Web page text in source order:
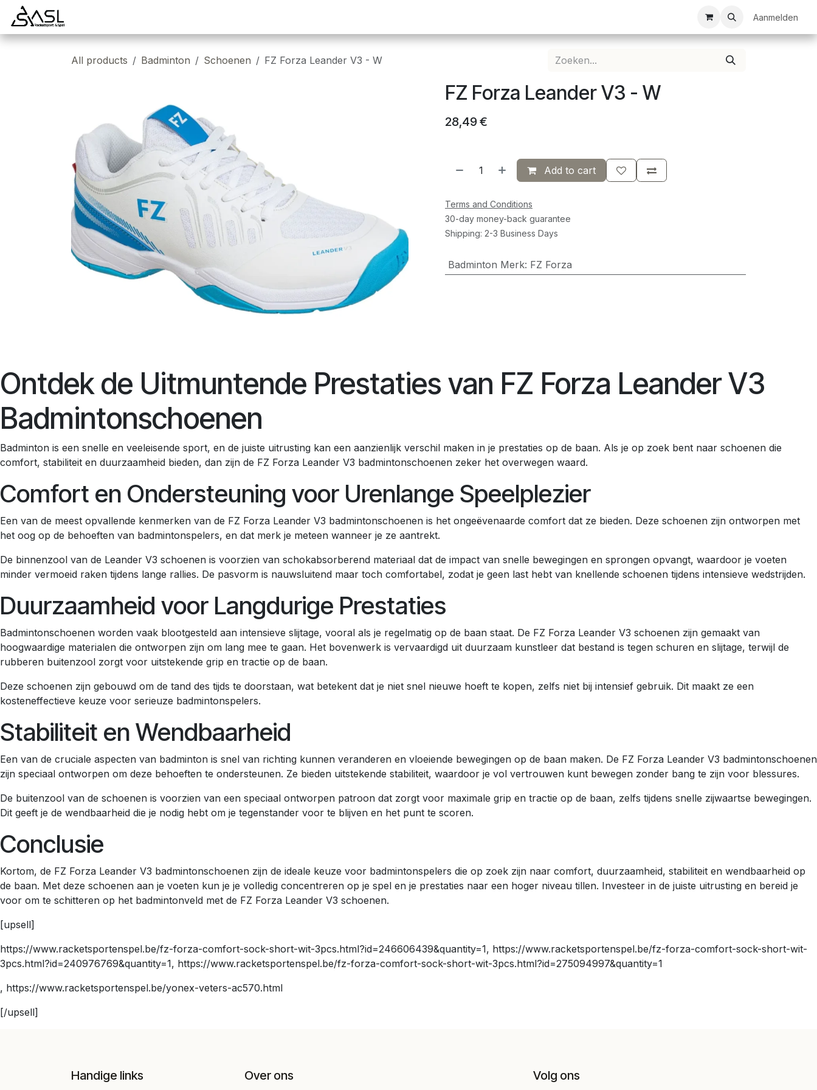
Overslaan naar inhoud
Bedrukkingen Clubkledij
Aanmelden
All products Badminton Schoenen FZ Forza Leander V3 - W
FZ Forza Leander V3 - W
28,49€
Add to cart
Terms and Conditions
30-day money-back guarantee
Shipping: 2-3 Business Days
Badminton Merk: FZ Forza
Ontdek de Uitmuntende Prestaties van FZ Forza Leander V3
Badmintonschoenen
Badminton is een snelle en veeleisende sport, en de juiste uitrusting kan een aanzienlijk verschil maken in je prestaties op de baan. Als je op zoek bent naar schoenen die
comfort, stabiliteit en duurzaamheid bieden, dan zijn de FZ Forza Leander V3 badmintonschoenen zeker het overwegen waard.
Comfort en Ondersteuning voor Urenlange Speelplezier
Een van de meest opvallende kenmerken van de FZ Forza Leander V3 badmintonschoenen is het ongeëvenaarde comfort dat ze bieden. Deze schoenen zijn ontworpen met
het oog op de behoeften van badmintonspelers, en dat merk je meteen wanneer je ze aantrekt.
De binnenzool van de Leander V3 schoenen is voorzien van schokabsorberend materiaal dat de impact van snelle bewegingen en sprongen opvangt, waardoor je voeten
minder vermoeid raken tijdens lange rallies. De pasvorm is nauwsluitend maar toch comfortabel, zodat je geen last hebt van knellende schoenen tijdens intensieve wedstrijden.
Duurzaamheid voor Langdurige Prestaties
Badmintonschoenen worden vaak blootgesteld aan intensieve slijtage, vooral als je regelmatig op de baan staat. De FZ Forza Leander V3 schoenen zijn gemaakt van
hoogwaardige materialen die ontworpen zijn om lang mee te gaan. Het bovenwerk is vervaardigd uit duurzaam kunstleer dat bestand is tegen schuren en slijtage, terwijl de
rubberen buitenzool zorgt voor uitstekende grip en tractie op de baan.
Deze schoenen zijn gebouwd om de tand des tijds te doorstaan, wat betekent dat je niet snel nieuwe hoeft te kopen, zelfs niet bij intensief gebruik. Dit maakt ze een
kosteneffectieve keuze voor serieuze badmintonspelers.
Stabiliteit en Wendbaarheid
Een van de cruciale aspecten van badminton is snel van richting kunnen veranderen en vloeiende bewegingen op de baan maken. De FZ Forza Leander V3 badmintonschoenen
zijn speciaal ontworpen om deze behoeften te ondersteunen. Ze bieden uitstekende stabiliteit, waardoor je vol vertrouwen kunt bewegen zonder bang te zijn voor blessures.
De buitenzool van de schoenen is voorzien van een speciaal ontworpen patroon dat zorgt voor maximale grip en tractie op de baan, zelfs tijdens snelle zijwaartse bewegingen.
Dit geeft je de wendbaarheid die je nodig hebt om je tegenstander voor te blijven en het punt te scoren.
Conclusie
Kortom, de FZ Forza Leander V3 badmintonschoenen zijn de ideale keuze voor badmintonspelers die op zoek zijn naar comfort, duurzaamheid, stabiliteit en wendbaarheid op
de baan. Met deze schoenen aan je voeten kun je je volledig concentreren op je spel en je prestaties naar een hoger niveau tillen. Investeer in de juiste uitrusting en bereid je
voor om te schitteren op het badmintonveld met de FZ Forza Leander V3 schoenen.
[upsell]
https://www.racketsportenspel.be/fz-forza-comfort-sock-short-wit-3pcs.html?id=246606439&quantity=1, https://www.racketsportenspel.be/fz-forza-comfort-sock-short-wit-
3pcs.html?id=240976769&quantity=1, https://www.racketsportenspel.be/fz-forza-comfort-sock-short-wit-3pcs.html?id=275094997&quantity=1
, https://www.racketsportenspel.be/yonex-veters-ac570.html
[/upsell]
Handige links Over ons Volg ons